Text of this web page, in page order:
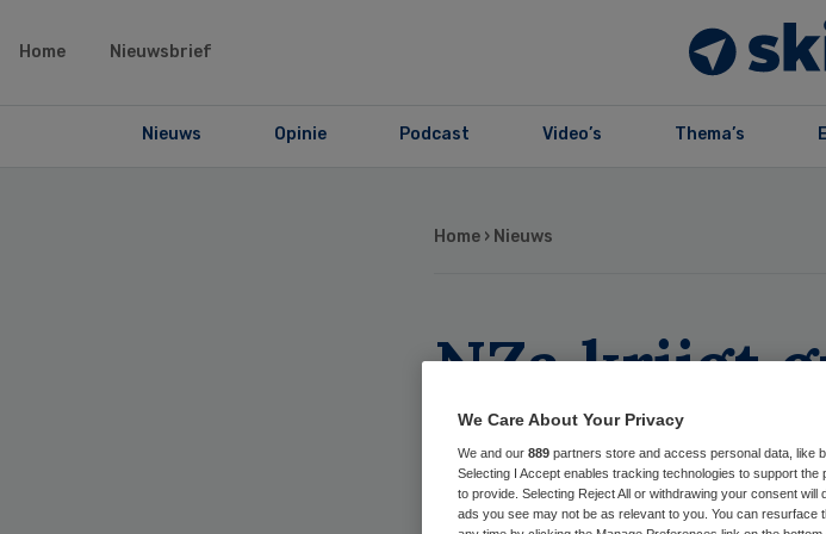
Home Nieuwsbrief
Nieuws Opinie Podcast Video’s Thema’s
Home › Nieuws
NZa krijgt
aantal
We Care About Your Privacy
We and our 889 partners store and access personal data, like
Selecting I Accept enables tracking technologies to support
to provide. Selecting Reject All or withdrawing your consent
ads you see may not be as relevant to you. You can